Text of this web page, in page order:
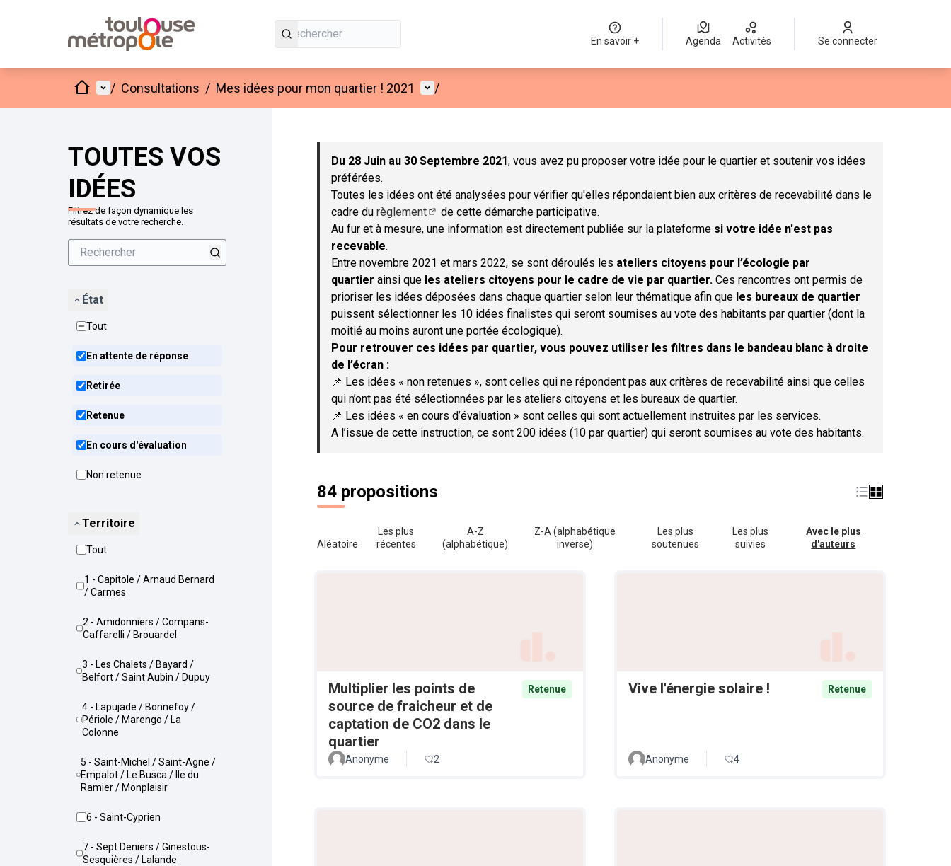
En savoir + Agenda Activités Se connecter
AccueilMenu principal
/ Consultations / Mes idées pour mon quartier ! 2021 Menu utilisateur
/
TOUTES VOS
IDÉES
Filtrez de façon dynamique les
résultats de votre recherche.
État
Tout
En attente de réponse
Retirée
Retenue
En cours d'évaluation
Non retenue
Territoire
Tout
1 - Capitole / Arnaud Bernard
/ Carmes
2 - Amidonniers / Compans-
Caffarelli / Brouardel
3 - Les Chalets / Bayard /
Belfort / Saint Aubin / Dupuy
4 - Lapujade / Bonnefoy /
Périole / Marengo / La
Colonne
5 - Saint-Michel / Saint-Agne /
Empalot / Le Busca / Ile du
Ramier / Monplaisir
6 - Saint-Cyprien
7 - Sept Deniers / Ginestous-
Sesquières / Lalande
Passer la carte
Du 28 Juin au 30 Septembre 2021, vous avez pu proposer votre idée pour le quartier et soutenir vos idées
préférées.
Toutes les idées ont été analysées pour vérifier qu'elles répondaient bien aux critères de recevabilité dans le
cadre du règlement
(S'ouvre dans un nouvel onglet)
de cette démarche participative.
Au fur et à mesure, une information est directement publiée sur la plateforme si votre idée n'est pas
recevable.
Entre novembre 2021 et mars 2022, se sont déroulés les ateliers citoyens pour l’écologie par
quartier ainsi que les ateliers citoyens pour le cadre de vie par quartier. Ces rencontres ont permis de
prioriser les idées déposées dans chaque quartier selon leur thématique afin que les bureaux de quartier
puissent sélectionner les 10 idées finalistes qui seront soumises au vote des habitants par quartier (dont la
moitié au moins auront une portée écologique).
Pour retrouver ces idées par quartier, vous pouvez utiliser les filtres dans le bandeau blanc à droite
de l’écran :
📌 Les idées « non retenues », sont celles qui ne répondent pas aux critères de recevabilité ainsi que celles
qui n’ont pas été sélectionnées par les ateliers citoyens et les bureaux de quartier.
📌 Les idées « en cours d’évaluation » sont celles qui sont actuellement instruites par les services.
A l’issue de cette instruction, ce sont 200 idées (10 par quartier) qui seront soumises au vote des habitants.
84 propositions
Aléatoire
Les plus
récentes
A-Z
(alphabétique)
Z-A (alphabétique
inverse)
Les plus
soutenues
Les plus
suivies
Avec le plus
d'auteurs
Multiplier les points de
source de fraicheur et de
captation de CO2 dans le
quartier
Retenue
Anonyme 2
Vive l'énergie solaire ! Retenue
Anonyme 4